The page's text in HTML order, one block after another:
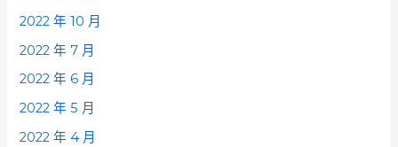
2022 年 10 月
2022 年 7 月
2022 年 6 月
2022 年 5 月
2022 年 4 月